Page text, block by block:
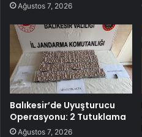
Ağustos 7, 2026
Balıkesir’de Uyuşturucu
Operasyonu: 2 Tutuklama
Ağustos 7, 2026